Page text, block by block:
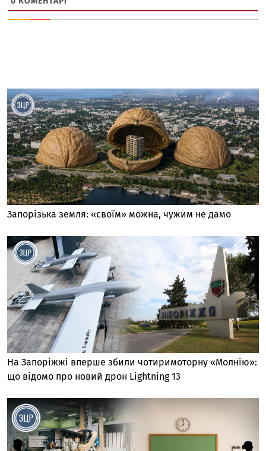
Запорізька земля: «своїм» можна, чужим не дамо
На Запоріжжі вперше збили чотиримоторну «Молнію»:
що відомо про новий дрон Lightning 13